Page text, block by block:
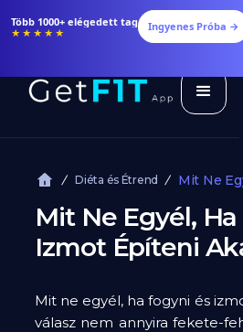
Több 1000+ elégedett tag
★★★★★ Ingyenes Próba →
Diéta és Étrend Mit Ne
Mit Ne Egyél,
Izmot Építeni
Mit ne egyél, ha fogyni és
válasz nem annyira fekete-